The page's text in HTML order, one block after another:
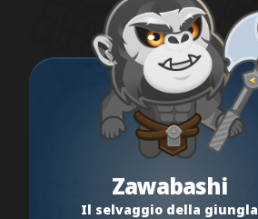
Zawabashi
Il selvaggio della giungla